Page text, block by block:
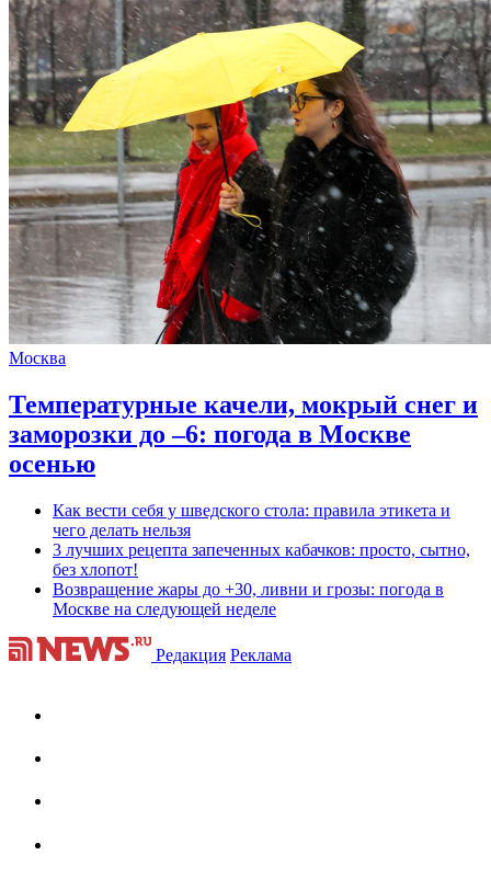
Москва
Температурные качели, мокрый снег и
заморозки до –6: погода в Москве
осенью
Как вести себя у шведского стола: правила этикета и
чего делать нельзя
3 лучших рецепта запеченных кабачков: просто, сытно,
без хлопот!
Возвращение жары до +30, ливни и грозы: погода в
Москве на следующей неделе
Редакция Реклама